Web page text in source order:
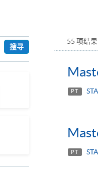
搜寻
55 项结果
PT
PT